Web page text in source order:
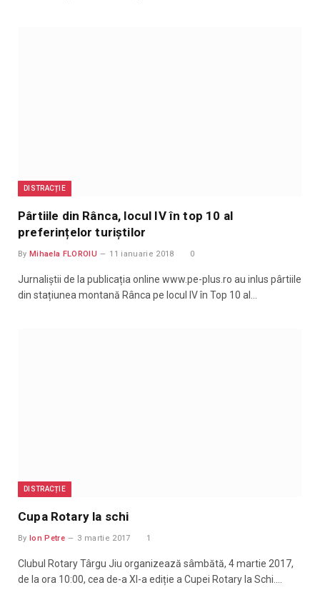
DISTRACȚIE
Pârtiile din Rânca, locul IV în top 10 al
preferințelor turiștilor
By Mihaela FLOROIU 11 ianuarie 2018 0
Jurnaliștii de la publicația online www.pe-plus.ro au inlus pârtiile
din stațiunea montană Rânca pe locul IV în Top 10 al…
DISTRACȚIE
Cupa Rotary la schi
By Ion Petre 3 martie 2017 1
Clubul Rotary Târgu Jiu organizează sâmbătă, 4 martie 2017,
de la ora 10:00, cea de-a XI-a ediție a Cupei Rotary la Schi.…